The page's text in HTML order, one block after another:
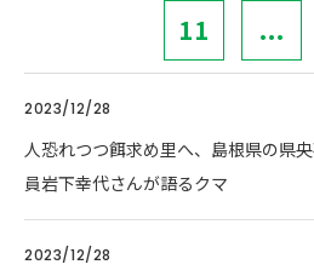
11 ...
2023/12/28
人恐れつつ餌求め里へ、島根県の県
員岩下幸代さんが語るクマ
2023/12/28